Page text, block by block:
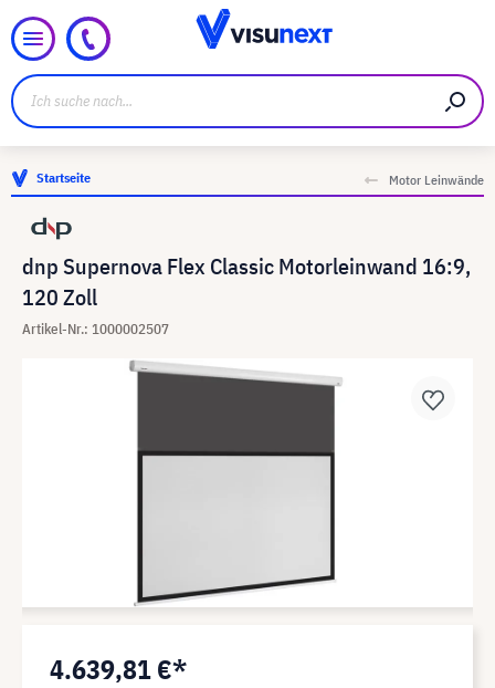
Startseite Motor Leinwände
dnp Supernova Flex Classic Motorleinwand 16:9,
120 Zoll
Artikel-Nr.: 1000002507
4.639,81 €*